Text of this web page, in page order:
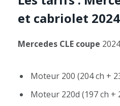
et cabriolet 2024
Mercedes CLE coupe 2024
Moteur 200 (204 ch +
Moteur 220d (197 ch +